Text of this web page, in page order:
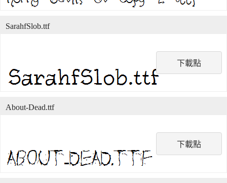
下載點
SarahfSlob.ttf
下載點
About-Dead.ttf